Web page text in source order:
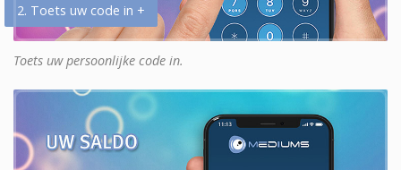
2. Toets uw code in +
Toets uw persoonlijke code in.